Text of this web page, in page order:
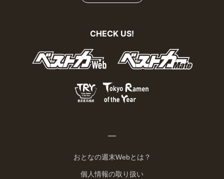
CHECK US!
おとなの週末Webとは？
個人情報の取り扱い